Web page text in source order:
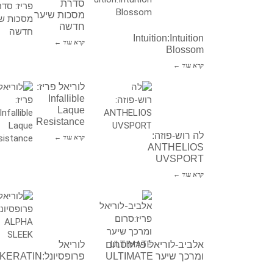
סדרת
מסכות שיער
חדשה
קרא עוד ←
Intuition:Intuition
Blossom
קרא עוד ←
לוריאל פריז:
Infallible
Laque
Resistance
קרא עוד ←
לה רוש-פוזה:
ANTHELIOS
UVSPORT
קרא עוד ←
לוריאל
פרופסיונל:KERATIN
אלביב-לוריאל פריז:סרום
ומרכך שיער ULTIMATE